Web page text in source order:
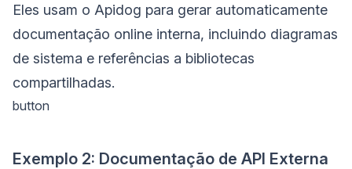
Eles usam o Apidog para gerar automaticamente
documentação online interna, incluindo diagramas
de sistema e referências a bibliotecas
compartilhadas.
button
Exemplo 2: Documentação de API Externa